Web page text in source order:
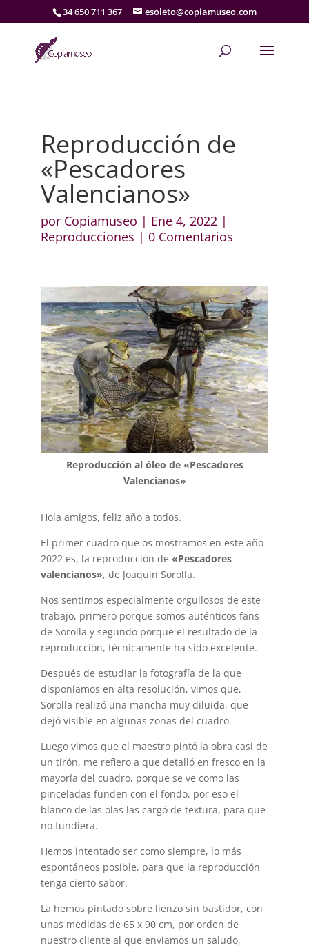
34 650 711 367 esoleto@copiamuseo.com
Reproducción de
«Pescadores
Valencianos»
por Copiamuseo | Ene 4, 2022|
Reproducciones | 0 Comentarios
Reproducción al óleo de «Pescadores
Valencianos»
Hola amigos, feliz año a todos.
El primer cuadro que os mostramos en este año
2022 es, la reproducción de «Pescadores
valencianos», de Joaquín Sorolla.
Nos sentimos especialmente orgullosos de este
trabajo, primero porque somos auténticos fans
de Sorolla y segundo porque el resultado de la
reproducción, técnicamente ha sido excelente.
Después de estudiar la fotografía de la que
disponíamos en alta resolución, vimos que,
Sorolla realizó una mancha muy diluida, que
dejó visible en algunas zonas del cuadro.
Luego vimos que el maestro pintó la obra casi de
un tirón, me refiero a que detalló en fresco en la
mayoría del cuadro, porque se ve como las
pinceladas funden con el fondo, por eso el
blanco de las olas las cargó de textura, para que
no fundiera.
Hemos intentado ser como siempre, lo más
espontáneos posible, para que la reproducción
tenga cierto sabor.
La hemos pintado sobre lienzo sin bastidor, con
unas medidas de 65 x 90 cm, por orden de
nuestro cliente al que enviamos un saludo,